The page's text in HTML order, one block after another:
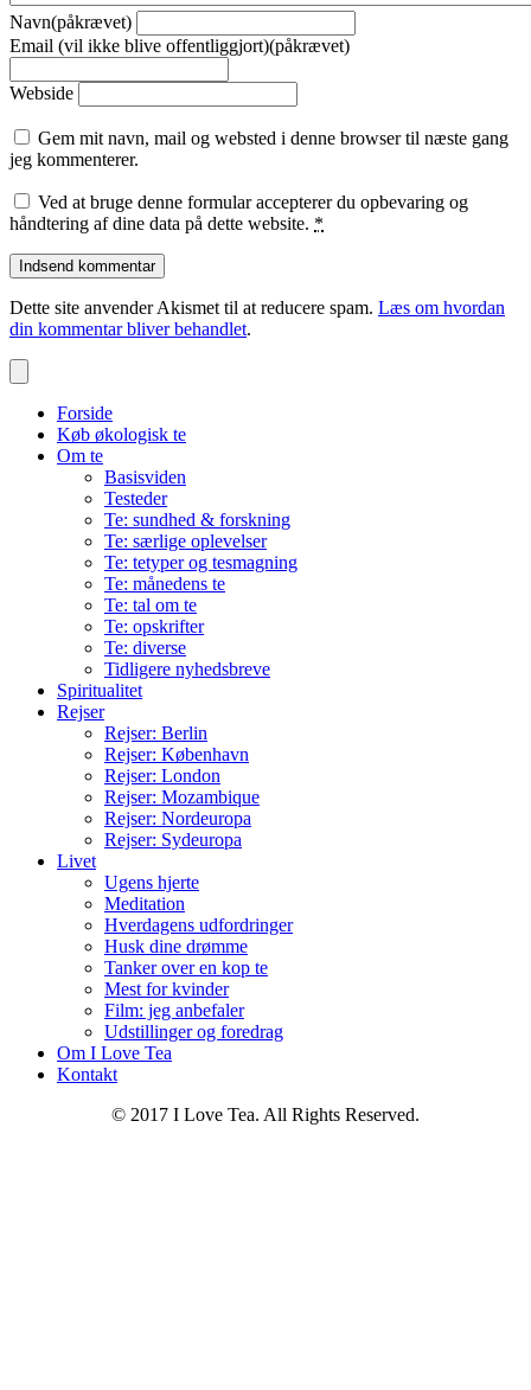
Navn(påkrævet)
Email (vil ikke blive offentliggjort)(påkrævet)
Webside
Gem mit navn, mail og websted i denne browser til næste gang
jeg kommenterer.
Ved at bruge denne formular accepterer du opbevaring og
håndtering af dine data på dette website. *
Dette site anvender Akismet til at reducere spam. Læs om hvordan
din kommentar bliver behandlet.
Forside
Køb økologisk te
Om te
Basisviden
Testeder
Te: sundhed & forskning
Te: særlige oplevelser
Te: tetyper og tesmagning
Te: månedens te
Te: tal om te
Te: opskrifter
Te: diverse
Tidligere nyhedsbreve
Spiritualitet
Rejser
Rejser: Berlin
Rejser: København
Rejser: London
Rejser: Mozambique
Rejser: Nordeuropa
Rejser: Sydeuropa
Livet
Ugens hjerte
Meditation
Hverdagens udfordringer
Husk dine drømme
Tanker over en kop te
Mest for kvinder
Film: jeg anbefaler
Udstillinger og foredrag
Om I Love Tea
Kontakt
© 2017 I Love Tea. All Rights Reserved.